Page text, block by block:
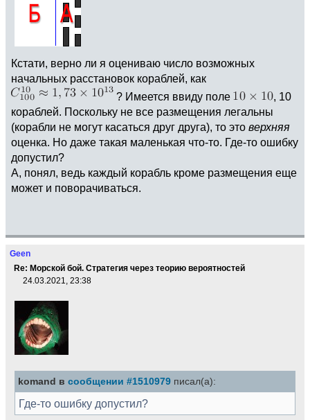
Кстати, верно ли я оцениваю число возможных
начальных расстановок кораблей, как
? Имеется ввиду поле
, 10
кораблей. Поскольку не все размещения легальны
(корабли не могут каcаться друг друга), то это верхняя
оценка. Но даже такая маленькая что-то. Где-то ошибку
допустил?
А, понял, ведь каждый корабль кроме размещения еще
может и поворачиваться.
Geen
Re: Морской бой. Стратегия через теорию вероятностей
24.03.2021, 23:38
komand в сообщении #1510979 писал(а):
Где-то ошибку допустил?